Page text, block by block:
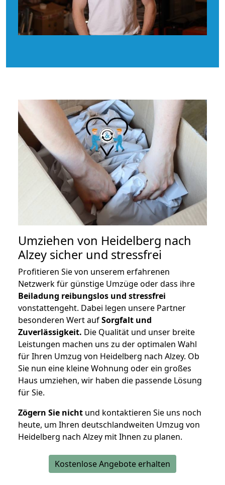
Umziehen von Heidelberg nach
Alzey sicher und stressfrei
Profitieren Sie von unserem erfahrenen
Netzwerk für günstige Umzüge oder dass ihre
Beiladung reibungslos und stressfrei
vonstattengeht. Dabei legen unsere Partner
besonderen Wert aufSorgfalt und
Zuverlässigkeit. Die Qualität und unser breite
Leistungen machen uns zu der optimalen Wahl
für Ihren Umzug von Heidelberg nach Alzey. Ob
Sie nun eine kleine Wohnung oder ein großes
Haus umziehen, wir haben die passende Lösung
für Sie.
Zögern Sie nicht und kontaktieren Sie uns noch
heute, um Ihren deutschlandweiten Umzug von
Heidelberg nach Alzey mit Ihnen zu planen.
Kostenlose Angebote erhalten